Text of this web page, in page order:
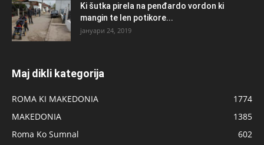
Ki šutka pirela na penđardo vordon ki
mangin te len potikore...
јануари 24, 2019
Maj dikli kategorija
ROMA KI MAKEDONIA
1774
MAKEDONIA
1385
Roma Ko Sumnal
602